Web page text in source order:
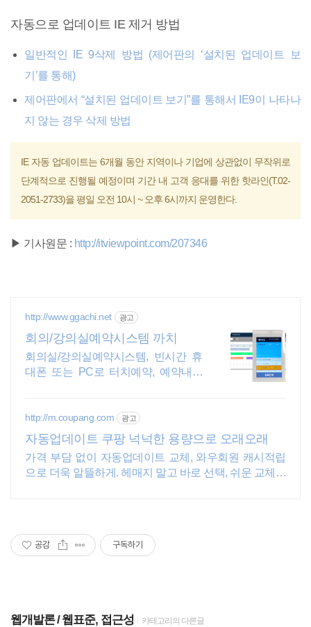
자동으로 업데이트 IE 제거 방법
일반적인 IE 9삭제 방법 (제어판의 ‘설치된 업데이트 보
기’를 통해)
제어판에서 “설치된 업데이트 보기”를 통해서 IE9이 나타나
지 않는 경우 삭제 방법
IE 자동 업데이트는 6개월 동안 지역이나 기업에 상관없이 무작위로
단계적으로 진행될 예정이며 기간 내 고객 응대를 위한 핫라인(T.02-
2051-2733)을 평일 오전 10시 ~ 오후 6시까지 운영한다.
▶ 기사원문 : http://itviewpoint.com/207346
http://www.ggachi.net 광고
회의/강의실예약시스템 까치
회의실/강의실예약시스템, 빈시간 휴
대폰 또는 PC로 터치예약, 예약내용
http://m.coupang.com 광고
자동업데이트 쿠팡 넉넉한 용량으로 오래오래
가격 부담 없이 자동업데이트 교체, 와우회원 캐시적립
으로 더욱 알뜰하게. 헤매지 말고 바로 선택, 쉬운 교체용
공감 구독하기
웹개발론 웹표준, 접근성 카테고리의 다른글